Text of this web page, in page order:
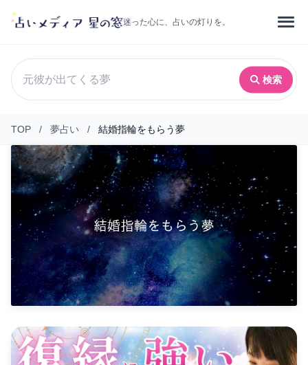
迷った心に、占いの灯りを。
検索
TOP / 夢占い / 結婚指輪をもらう夢